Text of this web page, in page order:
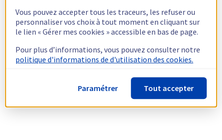
Vous pouvez accepter tous les traceurs, les refuser ou
personnaliser vos choix à tout moment en cliquant sur
le lien « Gérer mes cookies » accessible en bas de page.
Pour plus d’informations, vous pouvez consulter notre
politique d'informations de d'utilisation des cookies.
Paramétrer Tout accepter